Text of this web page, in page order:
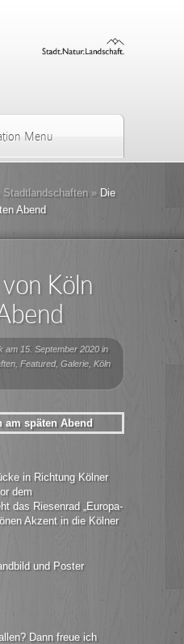
Menu
» Die
Abend
Köln
am 15. September 2020 in
Featured, Galerie Köln
in Richtung Kölner
dem
das Riesenrad „Europa-
Akzent in die Kölner
und Poster
Dann freue ich